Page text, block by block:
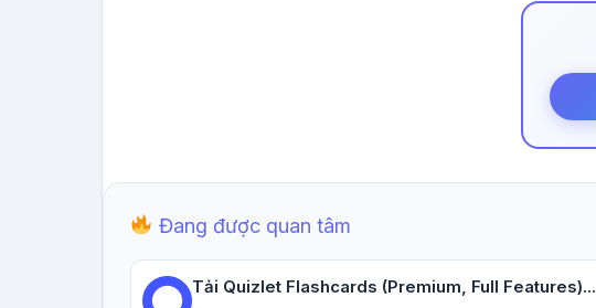
Đang được quan tâm
Tải Quizlet Flashcards (Premium, Full Features)...